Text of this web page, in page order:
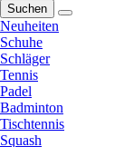
Suchen
Neuheiten
Schuhe
Schläger
Tennis
Padel
Badminton
Tischtennis
Squash